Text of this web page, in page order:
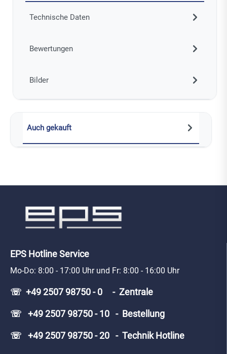
Technische Daten
Bewertungen
Bilder
Auch gekauft
EPS Hotline Service
Mo-Do: 8:00 - 17:00 Uhr und Fr: 8:00 - 16:00 Uhr
☏ +49 2507 98750 - 0 - Zentrale
☏ +49 2507 98750 - 10 - Bestellung
☏ +49 2507 98750 - 20 - Technik Hotline